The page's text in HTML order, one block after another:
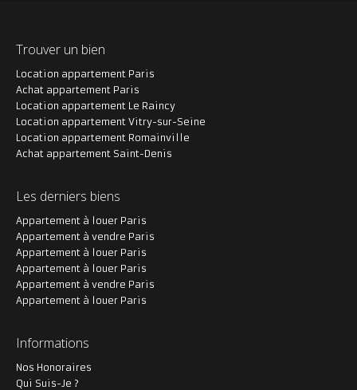
Trouver un bien
Location appartement Paris
Achat appartement Paris
Location appartement Le Raincy
Location appartement Vitry-sur-Seine
Location appartement Romainville
Achat appartement Saint-Denis
Les derniers biens
Appartement à louer Paris
Appartement à vendre Paris
Appartement à louer Paris
Appartement à louer Paris
Appartement à vendre Paris
Appartement à louer Paris
Informations
Nos Honoraires
Qui Suis-Je ?